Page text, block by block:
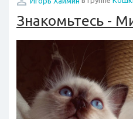
Знакомьтесь -